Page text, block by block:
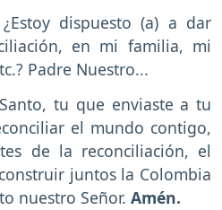
¿Estoy dispuesto (a) a dar
en mi familia, mi
Padre Nuestro...
tu que enviaste a tu
el mundo contigo,
de la reconciliación, el
juntos la Colombia
nuestro Señor. Amén.